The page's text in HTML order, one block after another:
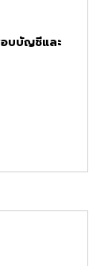
อบบัญชีและ